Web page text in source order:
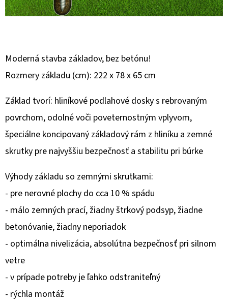
Moderná stavba základov, bez betónu!
Rozmery základu (cm): 222 x 78 x 65 cm
Základ tvorí: hliníkové podlahové dosky s rebrovaným
povrchom, odolné voči poveternostným vplyvom,
špeciálne koncipovaný základový rám z hliníku a zemné
skrutky pre najvyššiu bezpečnosť a stabilitu pri búrke
Výhody základu so zemnými skrutkami:
- pre nerovné plochy do cca 10 % spádu
- málo zemných prací, žiadny štrkový podsyp, žiadne
betonóvanie, žiadny neporiadok
- optimálna nivelizácia, absolútna bezpečnosť pri silnom
vetre
- v prípade potreby je ľahko odstraniteľný
- rýchla montáž
S
?
HĽADAŤ
D
P
O
R
Ú
Č
A
M
E